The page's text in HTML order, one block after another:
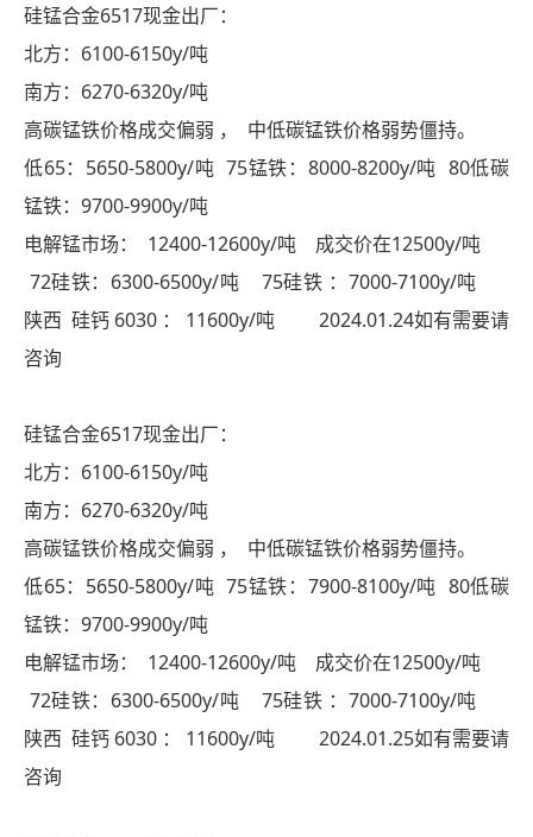
硅锰合金6517现金出厂：
北方：6100-6150y/吨
南方：6270-6320y/吨
高碳锰铁价格成交偏弱 ， 中低碳锰铁价格弱势僵持。
低65：5650-5800y/吨 75锰铁：8000-8200y/吨 80低碳
锰铁：9700-9900y/吨
电解锰市场： 12400-12600y/吨 成交价在12500y/吨
72硅铁：6300-6500y/吨 75硅铁 ：7000-7100y/吨
陕西 硅钙 6030 ： 11600y/吨 2024.01.24如有需要请
咨询
硅锰合金6517现金出厂：
北方：6100-6150y/吨
南方：6270-6320y/吨
高碳锰铁价格成交偏弱 ， 中低碳锰铁价格弱势僵持。
低65：5650-5800y/吨 75锰铁：7900-8100y/吨 80低碳
锰铁：9700-9900y/吨
电解锰市场： 12400-12600y/吨 成交价在12500y/吨
72硅铁：6300-6500y/吨 75硅铁 ：7000-7100y/吨
陕西 硅钙 6030 ： 11600y/吨 2024.01.25如有需要请
咨询